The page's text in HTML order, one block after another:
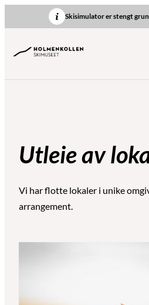
til
Skisimulator er stengt
Utleie av
Vi har flotte lokaler i unike
arrangement.